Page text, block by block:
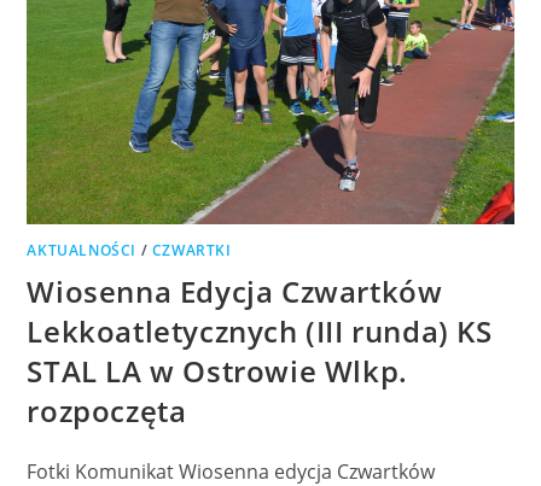
AKTUALNOŚCI / CZWARTKI
Wiosenna Edycja Czwartków
Lekkoatletycznych (III runda) KS
STAL LA w Ostrowie Wlkp.
rozpoczęta
Fotki Komunikat Wiosenna edycja Czwartków